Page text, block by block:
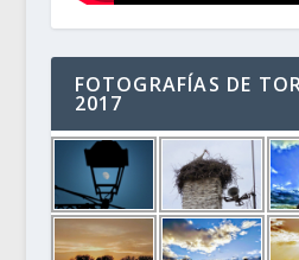
FOTOGRAFÍAS DE
2017